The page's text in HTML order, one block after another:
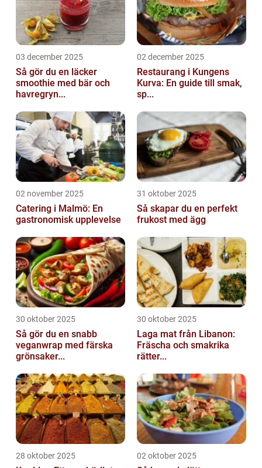
03 december 2025
Så gör du en läcker
smoothie med bär och
havregryn...
02 december 2025
Restaurang i Kungens
Kurva: En guide till smak,
sp...
02 november 2025
Catering i Malmö: En
gastronomisk upplevelse
31 oktober 2025
Så skapar du en perfekt
frukost med ägg
30 oktober 2025
Så gör du en snabb
veganwrap med färska
grönsaker...
30 oktober 2025
Laga mat från Libanon:
Fräscha och smakrika
rätter...
28 oktober 2025 02 oktober 2025